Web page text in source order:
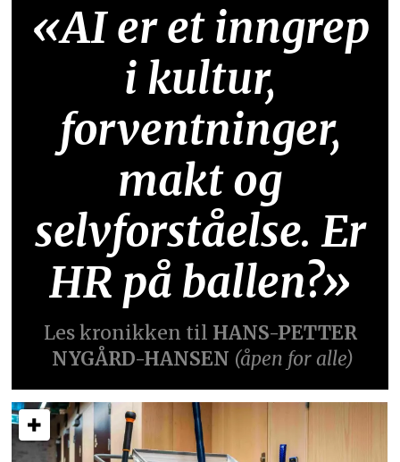
«AI er et inngrep
i kultur,
forventninger,
makt og
selvforståelse. Er
HR på ballen?»
Les kronikken til HANS-PETTER
NYGÅRD-HANSEN (åpen for alle)